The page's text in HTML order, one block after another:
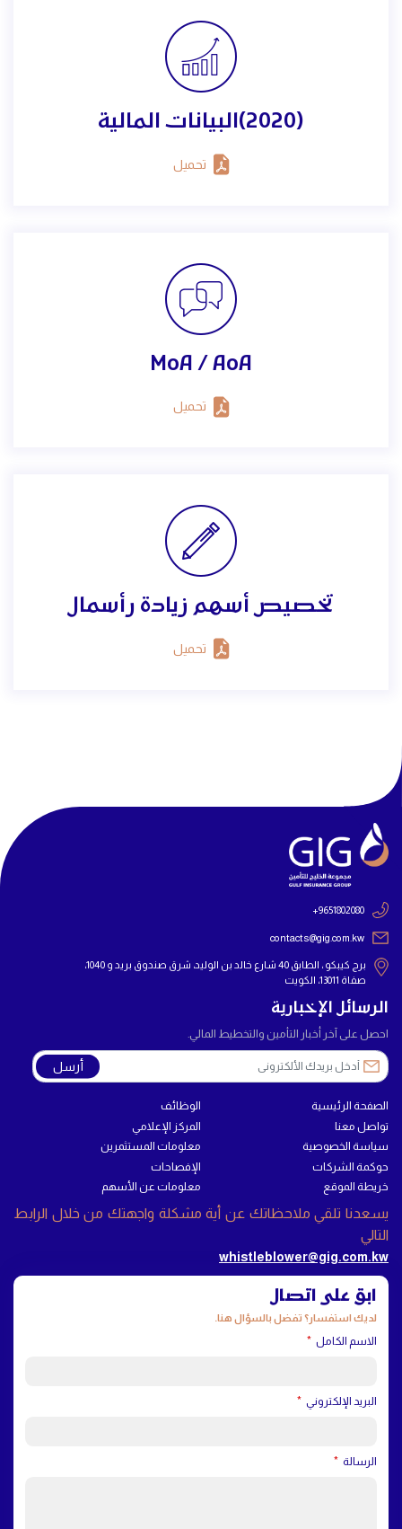
(2020)البيانات المالية
تحميل
MoA / AoA
تحميل
تخصيص أسهم زيادة رأسمال
تحميل
+9651802080
contacts@gig.com.kw
برج كيبكو ، الطابق 40 شارع خالد بن الوليد، شرق صندوق بريد و 1040،
صفاة 13011، الكويت
الرسائل الإخبارية
احصل على آخر أخبار التأمين والتخطيط المالي.
أرسل
الصفحة الرئيسية
الوظائف
تواصل معنا
المركز الإعلامي
سياسة الخصوصية
معلومات المستثمرين
حوكمة الشركات
الإفصاحات
خريطة الموقع
معلومات عن الأسهم
يسعدنا تلقي ملاحظاتك عن أية مشكلة واجهتك من خلال الرابط
التالي
whistleblower@gig.com.kw
ابق على اتصال
لديك استفسار؟ تفضل بالسؤال هنا.
الاسم الكامل
البريد الإلكتروني
الرسالة